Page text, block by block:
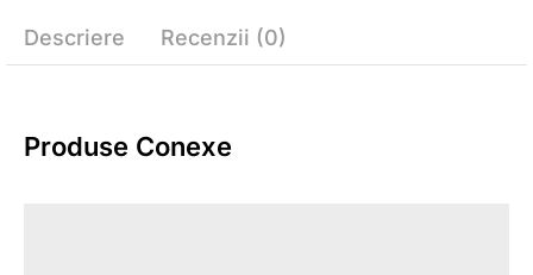
Descriere Recenzii (0)
Produse Conexe